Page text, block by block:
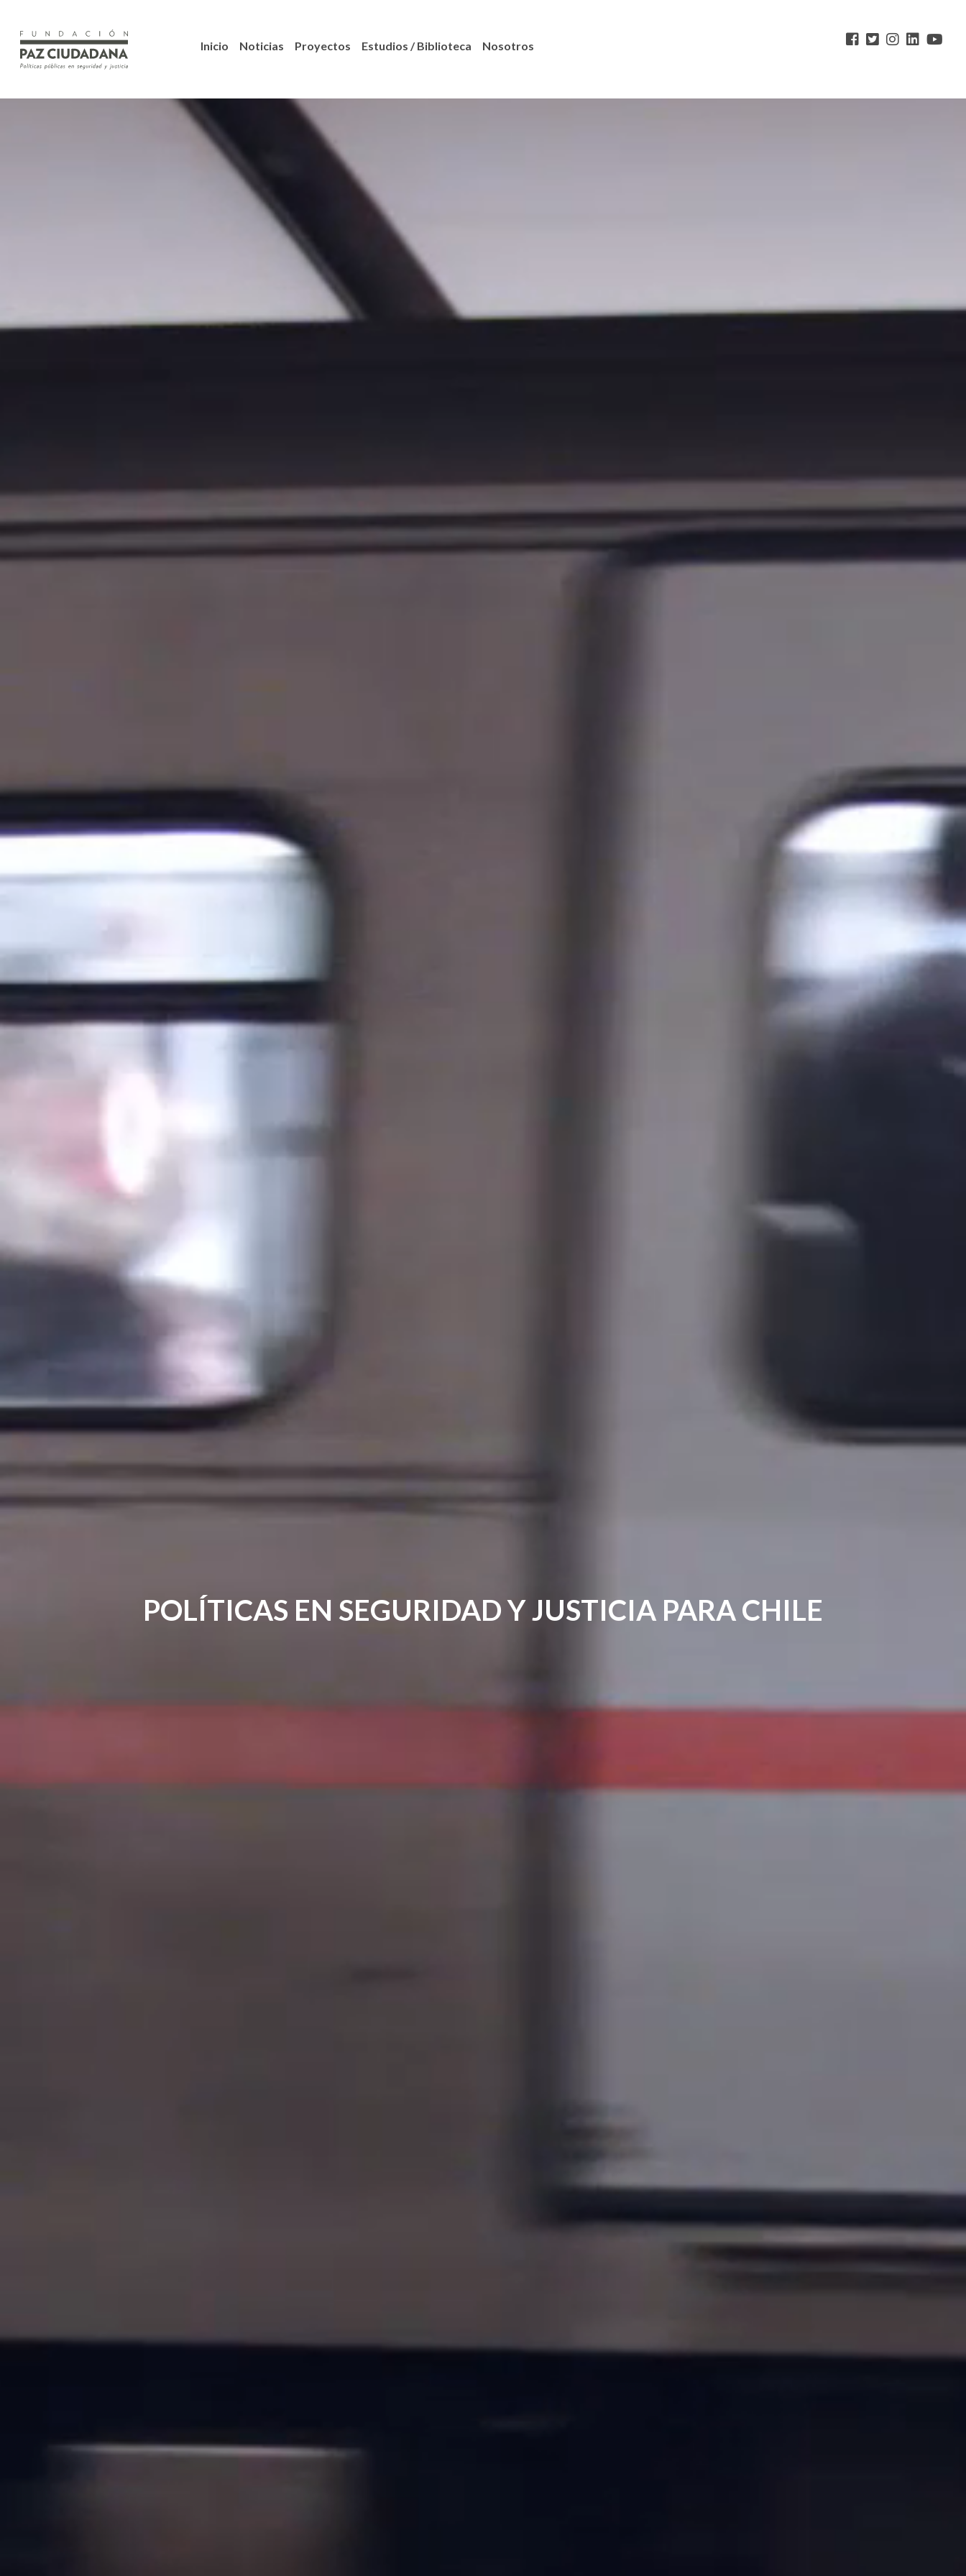
Inicio Noticias Proyectos Estudios / Biblioteca Nosotros
POLÍTICAS EN SEGURIDAD Y JUSTICIA PARA CHILE